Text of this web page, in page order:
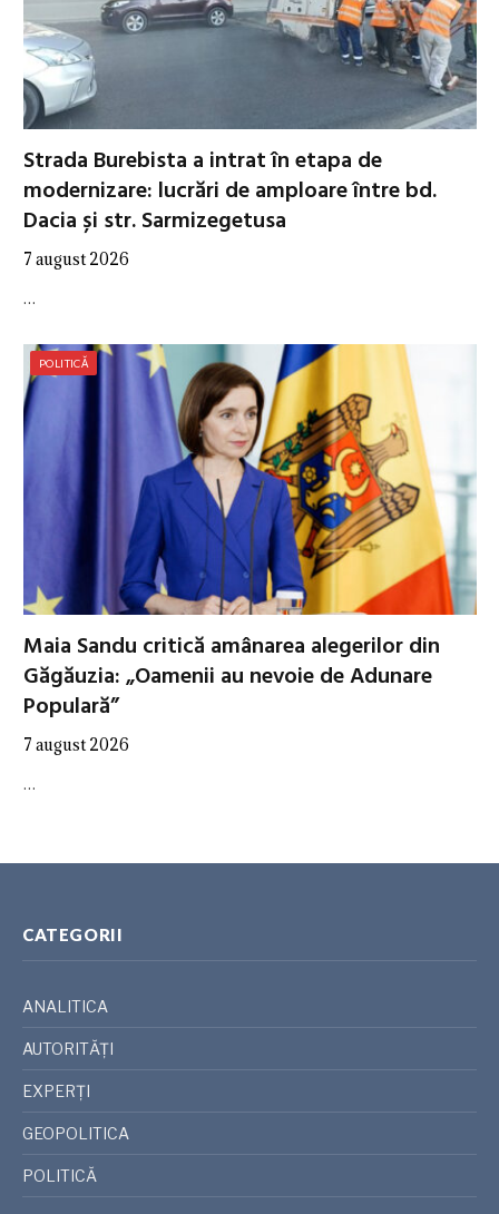
Strada Burebista a intrat în etapa de
modernizare: lucrări de amploare între bd.
Dacia și str. Sarmizegetusa
7 august 2026
…
POLITICĂ
Maia Sandu critică amânarea alegerilor din
Găgăuzia: „Oamenii au nevoie de Adunare
Populară”
7 august 2026
…
CATEGORII
ANALITICA
AUTORITĂȚI
EXPERȚI
GEOPOLITICA
POLITICĂ